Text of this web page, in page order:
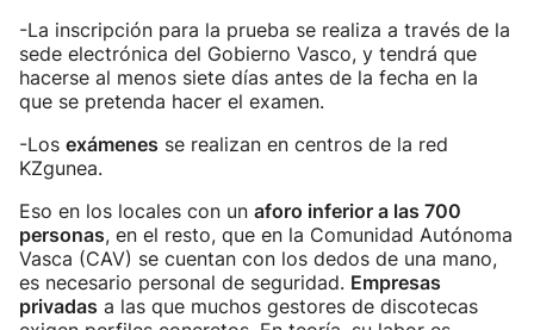
-La inscripción para la prueba se realiza a través de la
sede electrónica del Gobierno Vasco, y tendrá que
hacerse al menos siete días antes de la fecha en la
que se pretenda hacer el examen.
-Los exámenes se realizan en centros de la red
KZgunea.
Eso en los locales con un aforo inferior a las 700
personas, en el resto, que en la Comunidad Autónoma
Vasca (CAV) se cuentan con los dedos de una mano,
es necesario personal de seguridad. Empresas
privadas a las que muchos gestores de discotecas